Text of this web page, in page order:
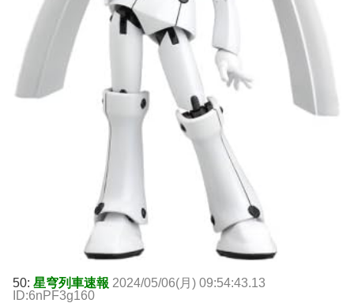
50: 星穹列車速報 2024/05/06(月) 09:54:43.13
ID:6nPF3g160